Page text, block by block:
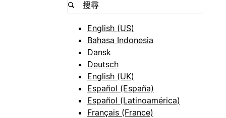
English (US)
Bahasa Indonesia
Dansk
Deutsch
English (UK)
Español (España)
Español (Latinoamérica)
Français (France)